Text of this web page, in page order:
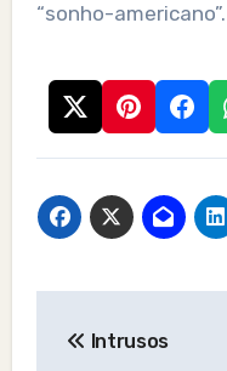
“sonho-americano”.
Intrusos